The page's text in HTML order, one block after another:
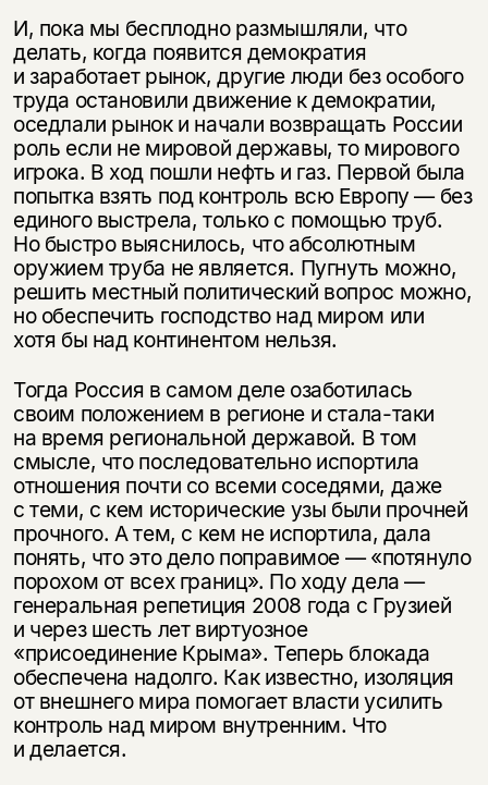
И, пока мы бесплодно размышляли, что
делать, когда появится демократия
и заработает рынок, другие люди без особого
труда остановили движение к демократии,
оседлали рынок и начали возвращать России
роль если не мировой державы, то мирового
игрока. В ход пошли нефть и газ. Первой была
попытка взять под контроль всю Европу — без
единого выстрела, только с помощью труб.
Но быстро выяснилось, что абсолютным
оружием труба не является. Пугнуть можно,
решить местный политический вопрос можно,
но обеспечить господство над миром или
хотя бы над континентом нельзя.
Тогда Россия в самом деле озаботилась
своим положением в регионе и стала-таки
на время региональной державой. В том
смысле, что последовательно испортила
отношения почти со всеми соседями, даже
с теми, с кем исторические узы были прочней
прочного. А тем, с кем не испортила, дала
понять, что это дело поправимое — «потянуло
порохом от всех границ». По ходу дела —
генеральная репетиция 2008 года с Грузией
и через шесть лет виртуозное
«присоединение Крыма». Теперь блокада
обеспечена надолго. Как известно, изоляция
от внешнего мира помогает власти усилить
контроль над миром внутренним. Что
и делается.